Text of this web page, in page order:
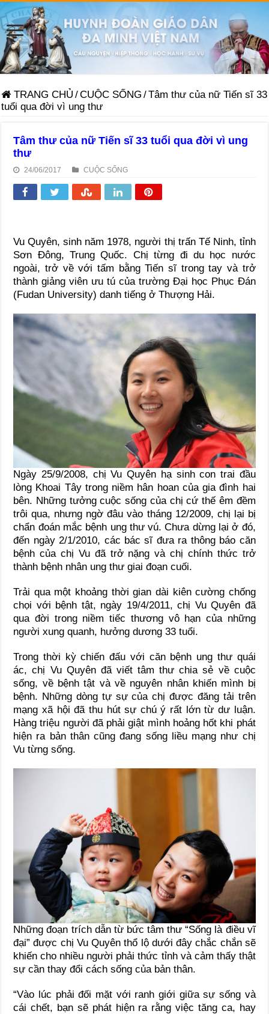
TRANG CHỦ /CUỘC SỐNG /Tâm thư của nữ Tiến sĩ 33
tuổi qua đời vì ung thư
Tâm thư của nữ Tiến sĩ 33 tuổi qua đời vì ung
thư
24/06/2017 CUỘC SỐNG
Vu Quyên, sinh năm 1978, người thị trấn Tế Ninh, tỉnh
Sơn Đông, Trung Quốc. Chị từng đi du học nước
ngoài, trở về với tấm bằng Tiến sĩ trong tay và trở
thành giảng viên ưu tú của trường Đại học Phục Đán
(Fudan University) danh tiếng ở Thượng Hải.
Ngày 25/9/2008, chị Vu Quyên hạ sinh con trai đầu
lòng Khoai Tây trong niềm hân hoan của gia đình hai
bên. Những tưởng cuộc sống của chị cứ thế êm đềm
trôi qua, nhưng ngờ đâu vào tháng 12/2009, chị lại bị
chẩn đoán mắc bệnh ung thư vú. Chưa dừng lại ở đó,
đến ngày 2/1/2010, các bác sĩ đưa ra thông báo căn
bệnh của chị Vu đã trở nặng và chị chính thức trở
thành bệnh nhân ung thư giai đoạn cuối.
Trải qua một khoảng thời gian dài kiên cường chống
chọi với bệnh tật, ngày 19/4/2011, chị Vu Quyên đã
qua đời trong niềm tiếc thương vô hạn của những
người xung quanh, hưởng dương 33 tuổi.
Trong thời kỳ chiến đấu với căn bệnh ung thư quái
ác, chị Vu Quyên đã viết tâm thư chia sẻ về cuộc
sống, về bệnh tật và về nguyên nhân khiến mình bị
bệnh. Những dòng tự sự của chị được đăng tải trên
mạng xã hội đã thu hút sự chú ý rất lớn từ dư luận.
Hàng triệu người đã phải giật mình hoảng hốt khi phát
hiện ra bản thân cũng đang sống liều mạng như chị
Vu từng sống.
Những đoạn trích dẫn từ bức tâm thư “Sống là điều vĩ
đại” được chị Vu Quyên thổ lộ dưới đây chắc chắn sẽ
khiến cho nhiều người phải thức tỉnh và cảm thấy thật
sự cần thay đổi cách sống của bản thân.
“Vào lúc phải đối mặt với ranh giới giữa sự sống và
cái chết, bạn sẽ phát hiện ra rằng việc tăng ca, hay